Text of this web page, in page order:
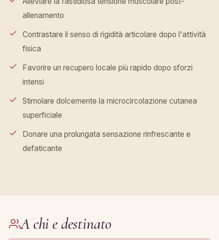
allenamento
Contrastare il senso di rigidità articolare dopo l'attività
fisica
Favorire un recupero locale più rapido dopo sforzi
intensi
Stimolare dolcemente la microcircolazione cutanea
superficiale
Donare una prolungata sensazione rinfrescante e
defaticante
A chi e destinato